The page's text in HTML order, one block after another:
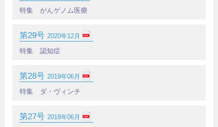
特集 がんゲノム医療
第29号 2020年12月
特集 認知症
第28号 2019年06月
特集 ダ・ヴィンチ
第27号 2018年06月